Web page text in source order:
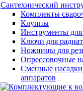
Сантехнический
Комплекты
Клуппы
Инструменты
Ключи для
Ножницы для
Опрессовочные
Сменные
аппаратов